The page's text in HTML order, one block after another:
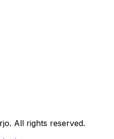
All rights reserved.